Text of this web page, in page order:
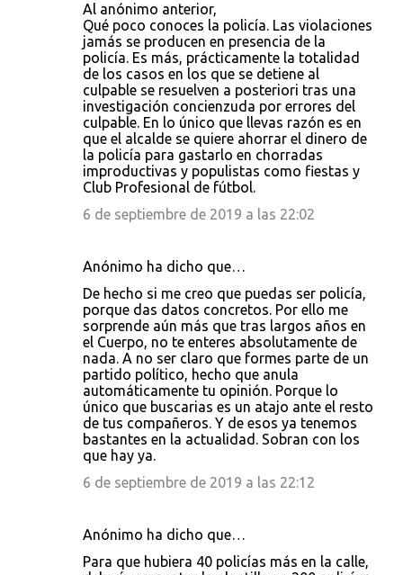
Al anónimo anterior,
Qué poco conoces la policía. Las violaciones
jamás se producen en presencia de la
policía. Es más, prácticamente la totalidad
de los casos en los que se detiene al
culpable se resuelven a posteriori tras una
investigación concienzuda por errores del
culpable. En lo único que llevas razón es en
que el alcalde se quiere ahorrar el dinero de
la policía para gastarlo en chorradas
improductivas y populistas como fiestas y
Club Profesional de fútbol.
6 de septiembre de 2019 a las 22:02
Anónimo ha dicho que…
De hecho si me creo que puedas ser policía,
porque das datos concretos. Por ello me
sorprende aún más que tras largos años en
el Cuerpo, no te enteres absolutamente de
nada. A no ser claro que formes parte de un
partido político, hecho que anula
automáticamente tu opinión. Porque lo
único que buscarias es un atajo ante el resto
de tus compañeros. Y de esos ya tenemos
bastantes en la actualidad. Sobran con los
que hay ya.
6 de septiembre de 2019 a las 22:12
Anónimo ha dicho que…
Para que hubiera 40 policías más en la calle,